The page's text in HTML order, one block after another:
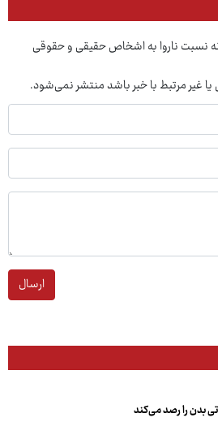
نسبت ناروا به اشخاص حقیقی و حقوقی
یا غیر مرتبط با خبر باشد منتشر نمی‌شود.
ارسال
بدن را رصد می‌کند